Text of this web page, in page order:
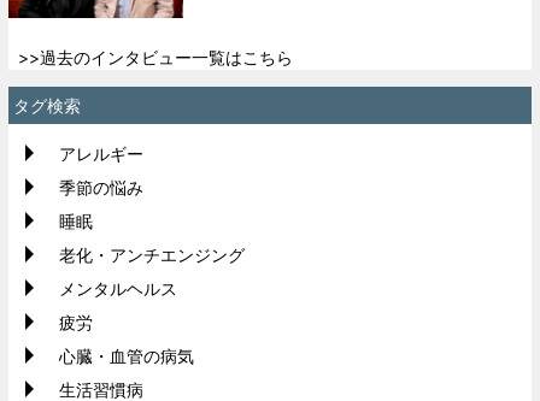
>>過去のインタビュー一覧はこちら
タグ検索
アレルギー
季節の悩み
睡眠
老化・アンチエンジング
メンタルヘルス
疲労
心臓・血管の病気
生活習慣病